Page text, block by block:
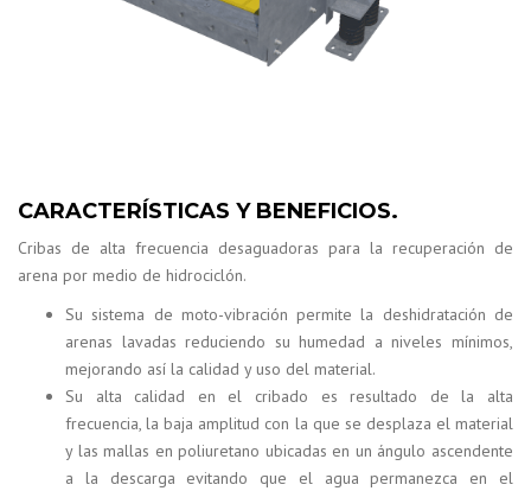
CARACTERÍSTICAS Y BENEFICIOS.
Cribas de alta frecuencia desaguadoras para la recuperación de
arena por medio de hidrociclón.
Su sistema de moto-vibración permite la deshidratación de
arenas lavadas reduciendo su humedad a niveles mínimos,
mejorando así la calidad y uso del material.
Su alta calidad en el cribado es resultado de la alta
frecuencia, la baja amplitud con la que se desplaza el material
y las mallas en poliuretano ubicadas en un ángulo ascendente
a la descarga evitando que el agua permanezca en el